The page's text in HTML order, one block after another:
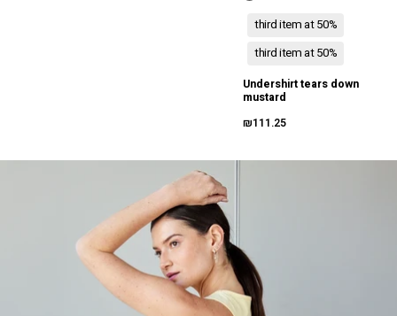
third item at 50%
third item at 50%
Undershirt tears down
mustard
₪111.25